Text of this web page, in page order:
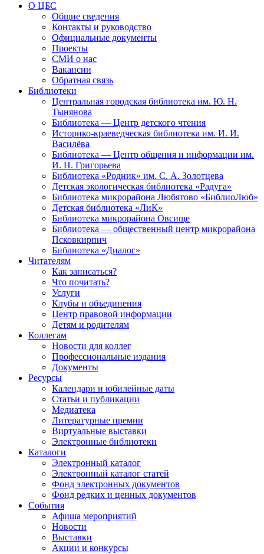
О ЦБС
Общие сведения
Контакты и руководство
Официальные документы
Проекты
СМИ о нас
Вакансии
Обратная связь
Библиотеки
Центральная городская библиотека им. Ю. Н.
Тынянова
Библиотека — Центр детского чтения
Историко-краеведческая библиотека им. И. И.
Василёва
Библиотека — Центр общения и информации им.
И. Н. Григорьева
Библиотека «Родник» им. С. А. Золотцева
Детская экологическая библиотека «Радуга»
Библиотека микрорайона Любятово «БиблиоЛюб»
Детская библиотека «ЛиК»
Библиотека микрорайона Овсище
Библиотека — общественный центр микрорайона
Псковкирпич
Библиотека «Диалог»
Читателям
Как записаться?
Что почитать?
Услуги
Клубы и объединения
Центр правовой информации
Детям и родителям
Коллегам
Новости для коллег
Профессиональные издания
Документы
Ресурсы
Календари и юбилейные даты
Статьи и публикации
Медиатека
Литературные премии
Виртуальные выставки
Электронные библиотеки
Каталоги
Электронный каталог
Электронный каталог статей
Фонд электронных документов
Фонд редких и ценных документов
События
Афиша мероприятий
Новости
Выставки
Акции и конкурсы